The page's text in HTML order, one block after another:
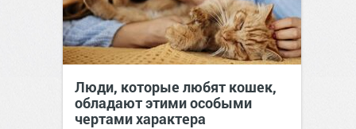
Люди, которые любят кошек,
обладают этими особыми
чертами характера